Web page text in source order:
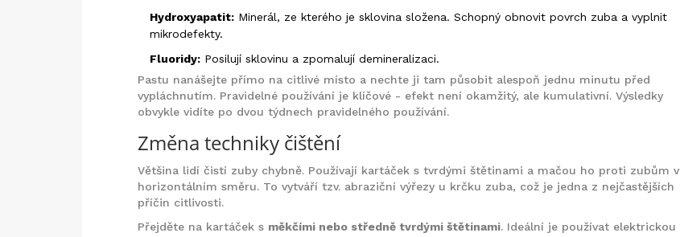
Hydroxyapatit: Minerál, ze kterého je sklovina složena. Schopný obnovit povrch zuba a vyplnit
mikrodefekty.
Fluoridy: Posilují sklovinu a zpomalují demineralizaci.
Pastu nanášejte přímo na citlivé místo a nechte ji tam působit alespoň jednu minutu před
vypláchnutím. Pravidelné používání je klíčové - efekt není okamžitý, ale kumulativní. Výsledky
obvykle vidíte po dvou týdnech pravidelného používání.
Změna techniky čištění
Většina lidí čistí zuby chybně. Používají kartáček s tvrdými štětinami a mačou ho proti zubům v
horizontálním směru. To vytváří tzv. abraziční výřezy u krčku zuba, což je jedna z nejčastějších
příčin citlivosti.
Přejděte na kartáček s měkčími nebo středně tvrdými štětinami. Ideální je používat elektrickou